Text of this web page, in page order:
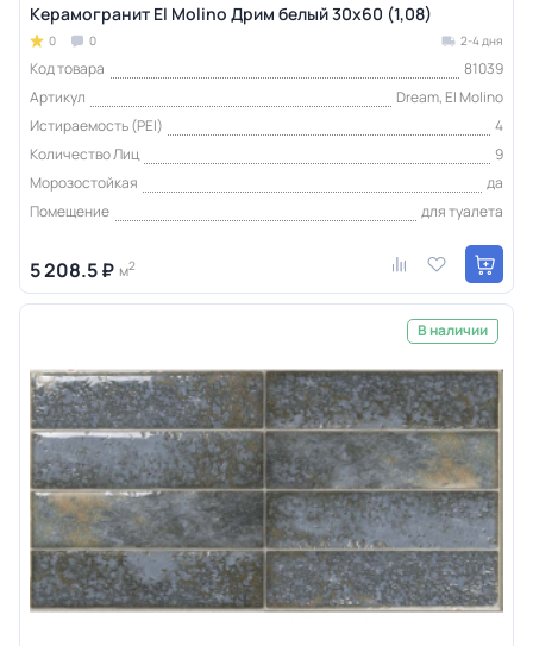
Керамогранит El Molino Дрим белый 30x60 (1,08)
0 0 2-4 дня
Код товара
81039
Артикул
Dream, El Molino
Истираемость (PEI)
4
Количество Лиц
9
Морозостойкая
да
Помещение
для туалета
5 208.5 ₽ м2
В наличии